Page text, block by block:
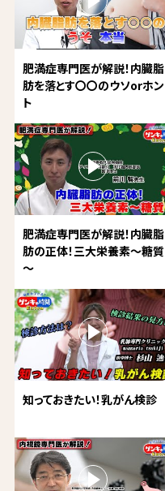
肥満症専門医が解説！内臓脂
肪を落とす〇〇のウソorホン
ト
肥満症専門医が解説！内臓脂
肪の正体！三大栄養素～糖質
～
知っておきたい！乳がん検診